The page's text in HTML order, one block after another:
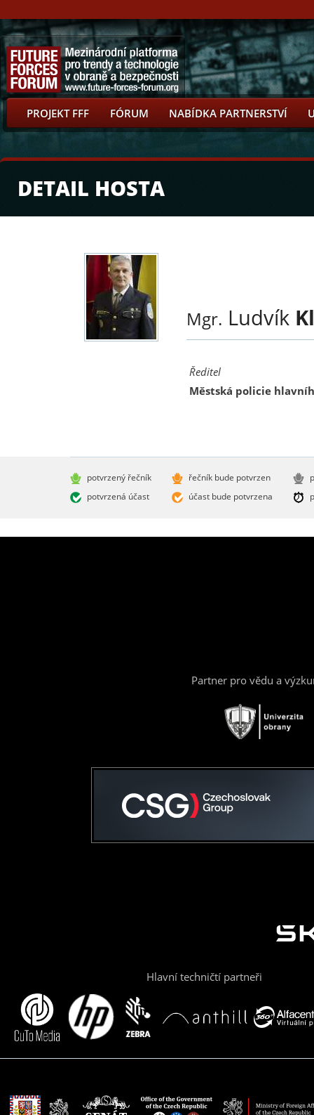
PROJEKT FFF FÓRUM NABÍDKA PARTNERSTVÍ
DETAIL HOSTA
Mgr. Ludvík
Ředitel
Městská policie
potvrzený řečník
potvrzená účast
řečník bude potvrzen
účast bude potvrzena
Partner pro vědu a
Hlavní techničtí partneři